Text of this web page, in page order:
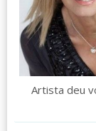
Artista deu